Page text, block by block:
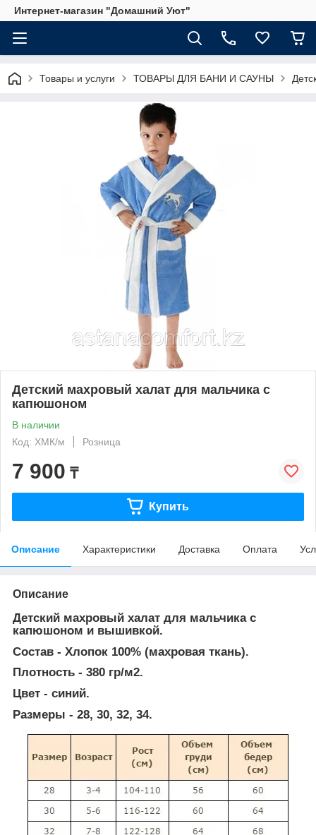
Интернет-магазин "Домашний Уют"
Товары и услуги ТОВАРЫ ДЛЯ БАНИ И САУНЫ
Детский махровый халат для мальчика с
капюшоном
В наличии
Код: ХМК/м
Розница
7 900 ₸
Купить
Описание Характеристики Доставка Оплата
Описание
Детский махровый халат для мальчика с
капюшоном и вышивкой.
Состав - Хлопок 100% (махровая ткань).
Плотность - 380 гр/м2.
Цвет - синий.
Размеры - 28, 30, 32, 34.